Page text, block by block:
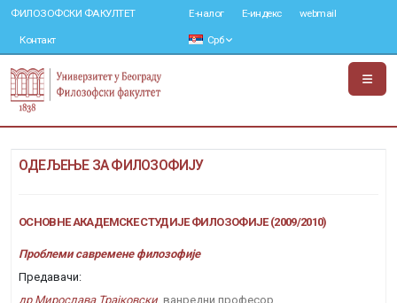
ФИЛОЗОФСКИ ФАКУЛТЕТ
Контакт
Е-налог Е-индекс webmail
Срб
ОДЕЉЕЊЕ ЗА ФИЛОЗОФИЈУ
ОСНОВНЕ АКАДЕМСКЕ СТУДИЈЕ ФИЛОЗОФИЈЕ (2009/2010)
Проблеми савремене филозофије
Предавачи:
др Мирослава Трајковски, ванредни професор